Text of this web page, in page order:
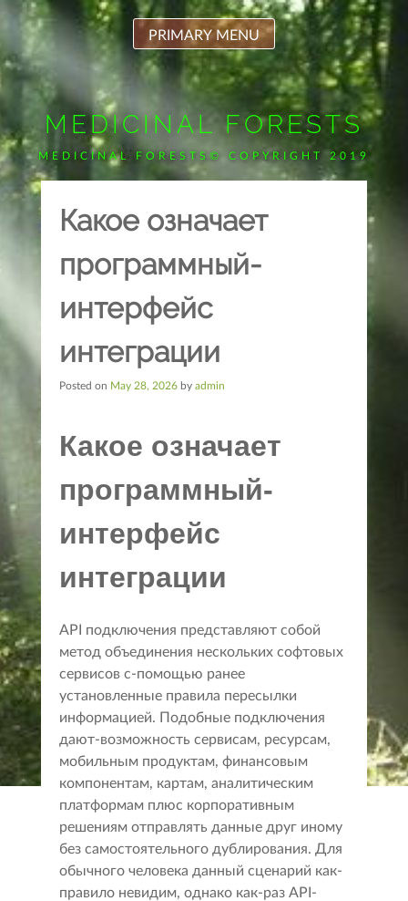
Skip
content
MEDICINAL FORESTS
MEDICINAL FORESTS© COPYRIGHT 2019
PRIMARY MENU
Какое означает
программный-
интерфейс
интеграции
Posted on May 28, 2026by admin
Какое означает
программный-
интерфейс
интеграции
API подключения представляют собой
метод объединения нескольких софтовых
сервисов с-помощью ранее
установленные правила пересылки
информацией. Подобные подключения
дают-возможность сервисам, ресурсам,
мобильным продуктам, финансовым
компонентам, картам, аналитическим
платформам плюс корпоративным
решениям отправлять данные друг иному
без самостоятельного дублирования. Для
обычного человека данный сценарий как-
правило невидим, однако как-раз API-